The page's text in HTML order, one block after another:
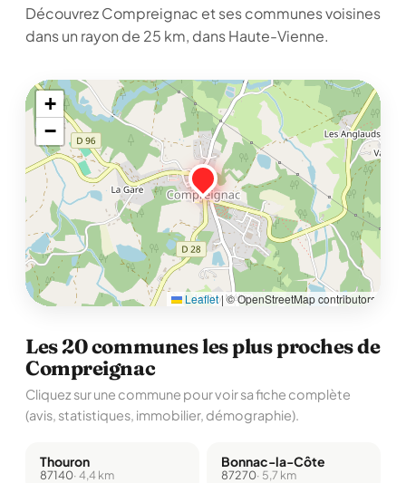
Découvrez Compreignac et ses communes voisines
dans un rayon de 25 km, dans Haute-Vienne.
+
−
Leaflet|© OpenStreetMap contributors
Les 20 communes les plus proches de
Compreignac
Cliquez sur une commune pour voir sa fiche complète
(avis, statistiques, immobilier, démographie).
Thouron
87140· 4,4 km
Bonnac-la-Côte
87270· 5,7 km